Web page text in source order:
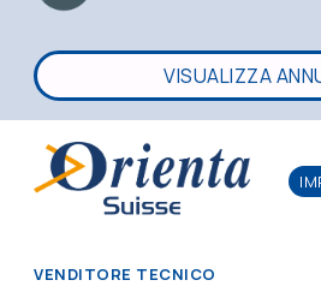
VISUALIZZA
VENDITORE TECNICO